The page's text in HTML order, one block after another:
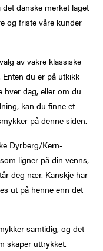
danske merket laget
og friste våre kunder
av vakre klassiske
du er på utkikk
hver dag, eller om du
kan du finne et
på denne siden.
Dyrberg/Kern-
ligner på din venns,
deg nær. Kanskje har
ut på henne enn det
samtidig, og det
skaper uttrykket.